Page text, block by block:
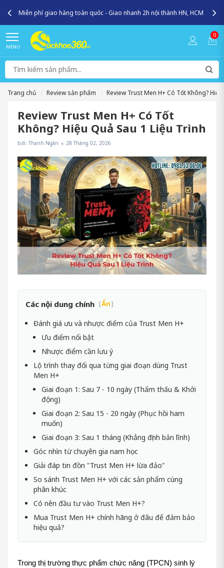
Miễn phí giao hàng toàn quốc - Giao nhanh 2h nội thành HN, HCM
MENU
0
Trang chủ Review sản phẩm Review Trust Men H+ Có Tốt Không?
Review Trust Men H+ Có Tốt
Không? Hiệu Quả Sau 1 Liệu Trình
bởi: Thanh Ngân 28 Tháng 02, 2026
Các nội dung chính [Ẩn]
Đánh giá ưu và nhược điểm của Trust Men H+
Ưu điểm nổi bật
Nhược điểm cần lưu ý
Lộ trình thay đổi qua từng giai đoạn dùng Trust
Men H+
Giai đoạn 1: Sau 7 - 10 ngày (Thẩm thấu & Khởi
động)
Giai đoạn 2: Sau 15 - 20 ngày (Phục hồi ham
muốn)
Giai đoạn 3: Sau 1 tháng (Khẳng định bản lĩnh)
Góc nhìn từ chuyên gia nam học
Giải đáp tin đồn "Trust Men H+ lừa đảo"
So sánh Trust Men H+ với các sản phẩm cùng
phân khúc
Có nên đầu tư vào Trust Men H+?
Mua Trust Men H+ chính hãng ở đâu để đảm bảo
hiệu quả?
Trong thị trường thực phẩm chức năng (TPCN) sinh lý